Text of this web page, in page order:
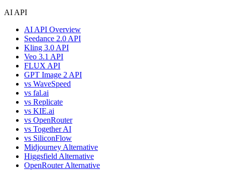
AI API
AI API Overview
Seedance 2.0 API
Kling 3.0 API
Veo 3.1 API
FLUX API
GPT Image 2 API
vs WaveSpeed
vs fal.ai
vs Replicate
vs KIE.ai
vs OpenRouter
vs Together AI
vs SiliconFlow
Midjourney Alternative
Higgsfield Alternative
OpenRouter Alternative